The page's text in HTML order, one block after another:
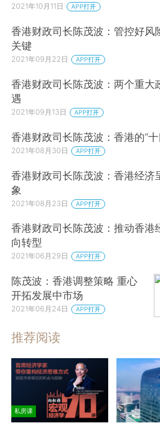
2021年10月11日 APP打开
香港财政司长陈茂波：管控好风
关键
2021年09月22日 APP打开
香港财政司长陈茂波：两个重大
遇
2021年09月13日 APP打开
香港财政司长陈茂波：香港的“
2021年08月30日 APP打开
香港财政司长陈茂波：香港经济
象
2021年08月23日 APP打开
香港财政司长陈茂波：推动香港
向转型
2021年06月29日 APP打开
陈茂波：香港调整策略 重心
开拓发展中市场
2021年06月24日 APP打开
推荐阅读
私房课